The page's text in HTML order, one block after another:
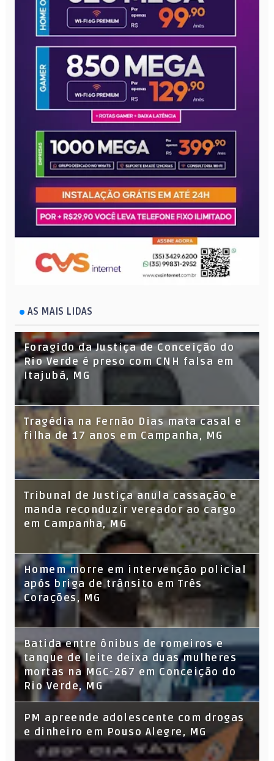
AS MAIS LIDAS
Foragido da Justiça de Conceição do
Rio Verde é preso com CNH falsa em
Itajubá, MG
Tragédia na Fernão Dias mata casal e
filha de 17 anos em Campanha, MG
Tribunal de Justiça anula cassação e
manda reconduzir vereador ao cargo
em Campanha, MG
Homem morre em intervenção policial
após briga de trânsito em Três
Corações, MG
Batida entre ônibus de romeiros e
tanque de leite deixa duas mulheres
mortas na MGC-267 em Conceição do
Rio Verde, MG
PM apreende adolescente com drogas
e dinheiro em Pouso Alegre, MG